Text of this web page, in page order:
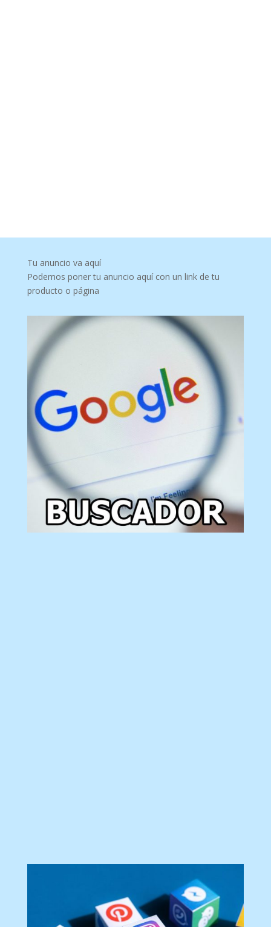
Tu anuncio va aquí
Podemos poner tu anuncio aquí con un link de tu
producto o página